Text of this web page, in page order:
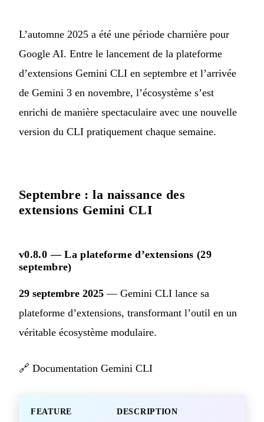
L’automne 2025 a été une période charnière pour
Google AI. Entre le lancement de la plateforme
d’extensions Gemini CLI en septembre et l’arrivée
de Gemini 3 en novembre, l’écosystème s’est
enrichi de manière spectaculaire avec une nouvelle
version du CLI pratiquement chaque semaine.
Septembre : la naissance des
extensions Gemini CLI
v0.8.0 — La plateforme d’extensions (29
septembre)
29 septembre 2025 — Gemini CLI lance sa
plateforme d’extensions, transformant l’outil en un
véritable écosystème modulaire.
🔗 Documentation Gemini CLI
FEATURE DESCRIPTION